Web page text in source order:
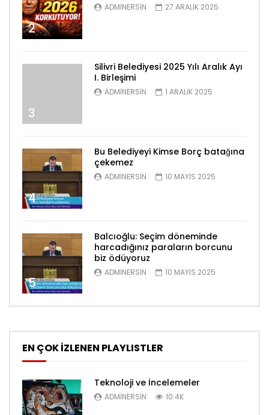
2
ADMINERSIN 27 ARALIK 2025
3
Silivri Belediyesi 2025 Yılı Aralık Ayı
I. Birleşimi
ADMINERSIN 1 ARALIK 2025
4
Bu Belediyeyi Kimse Borç batağına
çekemez
ADMINERSIN 10 MAYIS 2025
5
Balcıoğlu: Seçim döneminde
harcadığınız paraların borcunu
biz ödüyoruz
ADMINERSIN 10 MAYIS 2025
EN ÇOK İZLENEN PLAYLISTLER
Teknoloji ve İncelemeler
ADMINERSIN 10.4K